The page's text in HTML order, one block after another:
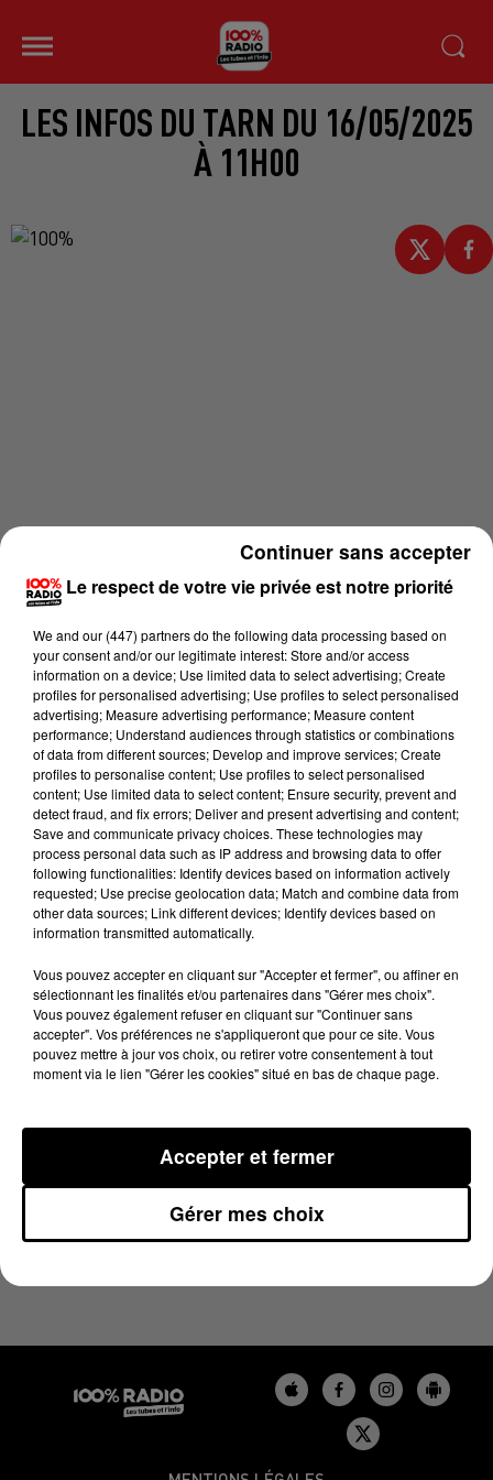
LES INFOS DU TARN DU 16/05/2025
À 11H00
Lecture (2 min 15 sec)
100%
16 mai 2025 - 2 min 15 sec
LES INFOS DU TARN DU 16/05/2025 À 11H00
Le respect de votre vie privée est notre priorité
We and our (447) partnersdo the following data processing based on
your consent and/or our legitimate interest: Store and/or access
information on a device; Use limited data to select advertising; Create
profiles for personalised advertising; Use profiles to select personalised
advertising; Measure advertising performance; Measure content
performance; Understand audiences through statistics or combinations
of data from different sources; Develop and improve services; Create
profiles to personalise content; Use profiles to select personalised
content; Use limited data to select content; Ensure security, prevent and
detect fraud, and fix errors; Deliver and present advertising and content;
Save and communicate privacy choices. These technologies may
process personal data such as IP address and browsing data to offer
following functionalities: Identify devices based on information actively
requested; Use precise geolocation data; Match and combine data from
other data sources; Link different devices; Identify devices based on
information transmitted automatically.
Vous pouvez accepter en cliquant sur "Accepter et fermer", ou affiner en
sélectionnant les finalités et/ou partenaires dans "Gérer mes choix".
Vous pouvez également refuser en cliquant sur "Continuer sans
accepter". Vos préférences ne s'appliqueront que pour ce site. Vous
pouvez mettre à jour vos choix, ou retirer votre consentement à tout
moment via le lien "Gérer les cookies" situé en bas de chaque page.
Gérer mes choix
Accepter et fermer
Continuer sans accepter